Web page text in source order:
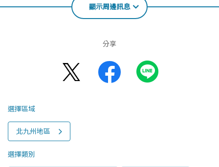
顯示周邊訊息
分享
選擇區域
北九州地區
選擇類別